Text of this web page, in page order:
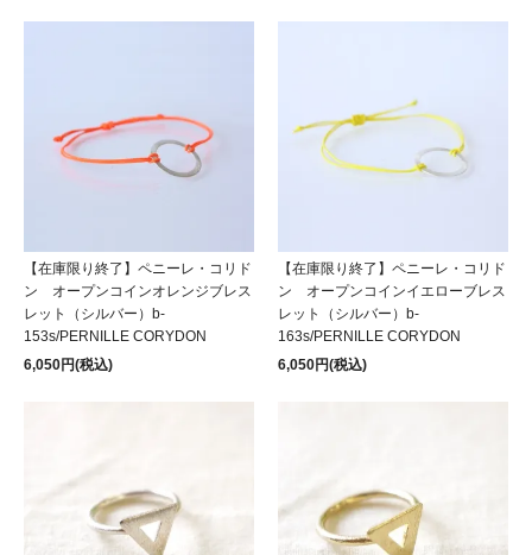
【在庫限り終了】ペニーレ・コリド
ン オープンコインオレンジブレス
レット（シルバー）b-
153s/PERNILLE CORYDON
6,050円(税込)
【在庫限り終了】ペニーレ・コリド
ン オープンコインイエローブレス
レット（シルバー）b-
163s/PERNILLE CORYDON
6,050円(税込)